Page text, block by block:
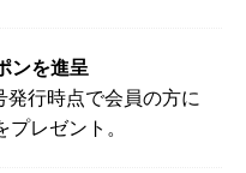
ンを進呈
行時点で会員の方に
レゼント。